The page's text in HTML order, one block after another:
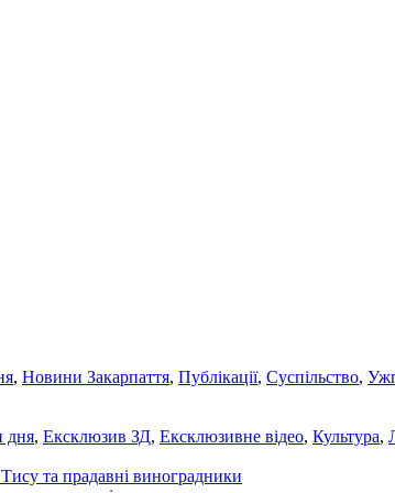
, Новини Закарпаття, Публікації, Суспільство,
дня, Ексклюзив ЗД, Ексклюзивне відео, Культура,